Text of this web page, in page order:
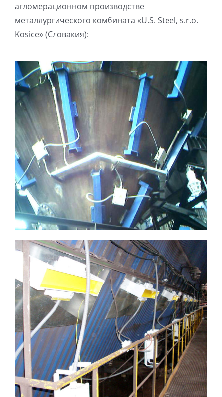
агломерационном производстве
металлургического комбината «U.S. Steel, s.r.o.
Kosice» (Словакия):